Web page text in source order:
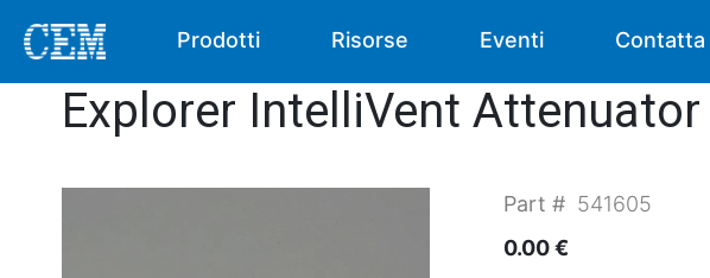
Prodotti Risorse Eventi Contatta
Explorer IntelliVent Attenuator
Part # 541605
0.00 €